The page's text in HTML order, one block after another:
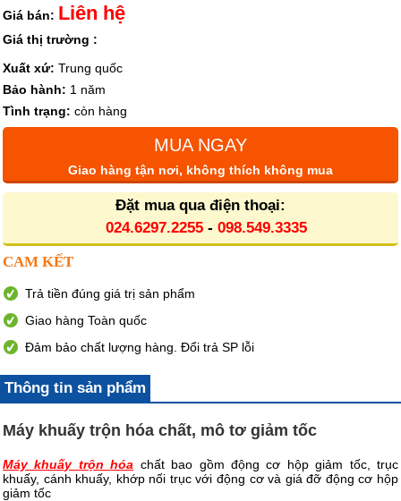
Giá bán: Liên hệ
Giá thị trường :
Xuất xứ: Trung quốc
Bảo hành: 1 năm
Tình trạng: còn hàng
MUA NGAY
Giao hàng tận nơi, không thích không mua
Đặt mua qua điện thoại:
024.6297.2255 - 098.549.3335
CAM KẾT
Trả tiền đúng giá trị sản phẩm
Giao hàng Toàn quốc
Đảm bảo chất lượng hàng. Đổi trả SP lỗi
Thông tin sản phẩm
Máy khuấy trộn hóa chất, mô tơ giảm tốc
Máy khuấy trộnhóa chất bao gồm động cơ hộp giảm tốc, trục
khuấy, cánh khuấy, khớp nối trục với động cơ và giá đỡ động cơ hộp
giảm tốc